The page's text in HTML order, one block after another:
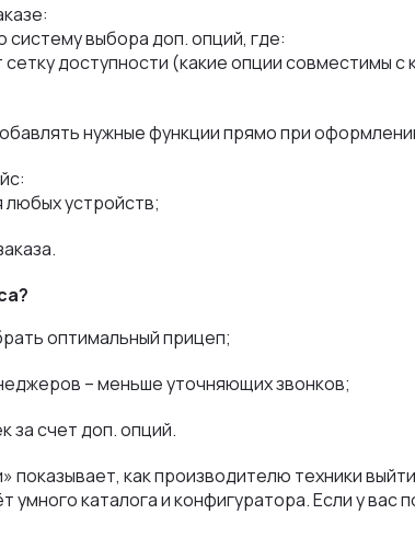
систему выбора доп. опций, где:
доступности (какие опции совместимы с
нужные функции прямо при
любых устройств;
оптимальный прицеп;
– меньше уточняющих звонков;
за счет доп. опций.
как производителю техники
умного каталога и конфигуратора. Если у вас